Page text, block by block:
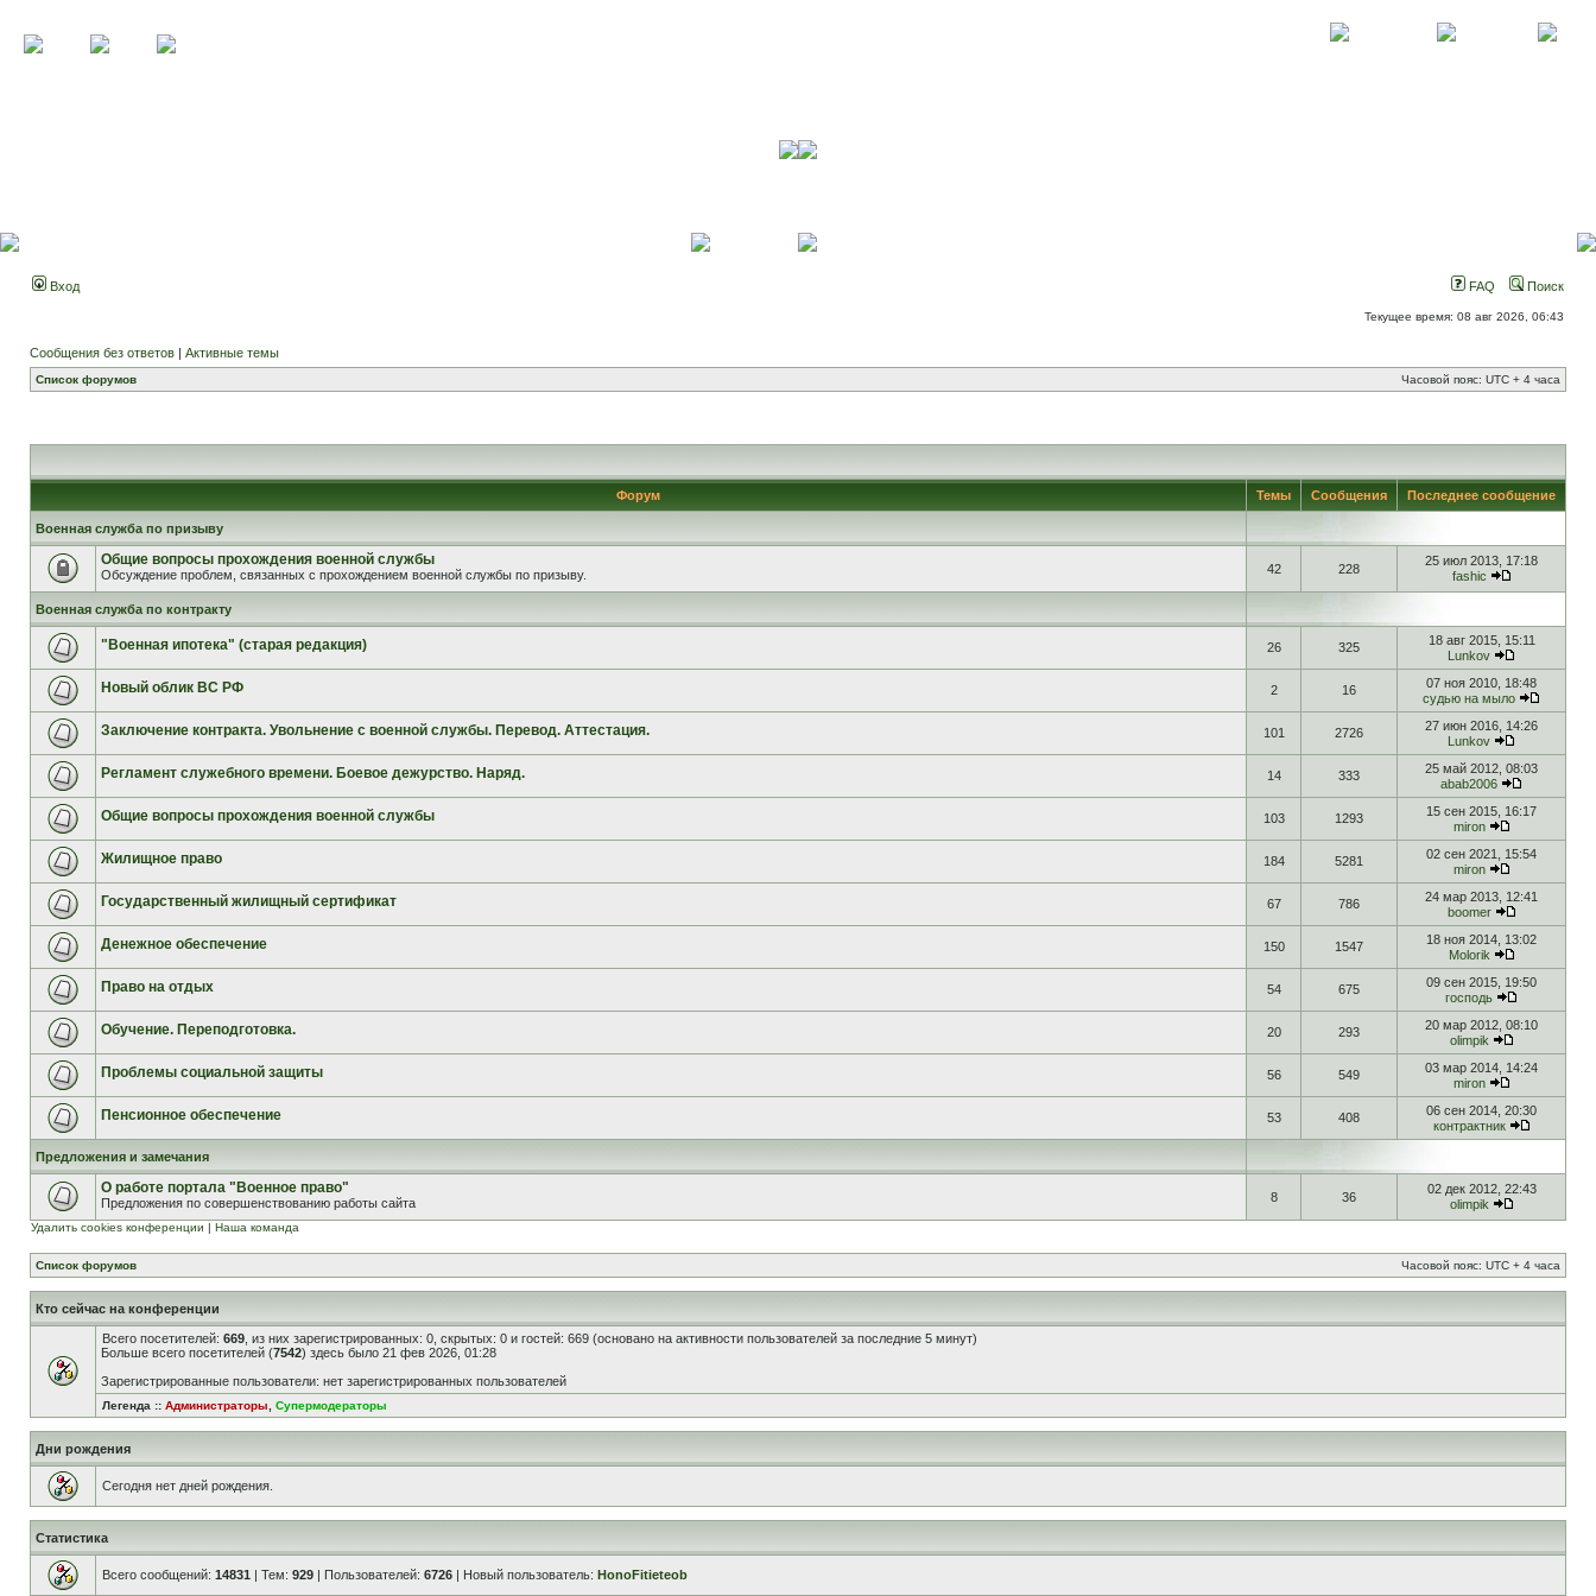
Вход FAQ Поиск
Текущее время: 08 авг 2026, 06:43
Сообщения без ответов | Активные темы
Список форумов Часовой пояс: UTC + 4 часа
Форум Темы Сообщения Последнее сообщение
Военная служба по призыву
Общие вопросы прохождения военной службы
Обсуждение проблем, связанных с прохождением военной службы по призыву. 42 228
25 июл 2013, 17:18
fashic
Военная служба по контракту
"Военная ипотека" (старая редакция) 26 325
18 авг 2015, 15:11
Lunkov
Новый облик ВС РФ 2 16
07 ноя 2010, 18:48
судью на мыло
Заключение контракта. Увольнение с военной службы. Перевод. Аттестация. 101 2726
27 июн 2016, 14:26
Lunkov
Регламент служебного времени. Боевое дежурство. Наряд. 14 333
25 май 2012, 08:03
abab2006
Общие вопросы прохождения военной службы 103 1293
15 сен 2015, 16:17
miron
Жилищное право 184 5281
02 сен 2021, 15:54
miron
Государственный жилищный сертификат 67 786
24 мар 2013, 12:41
boomer
Денежное обеспечение 150 1547
18 ноя 2014, 13:02
Molorik
Право на отдых 54 675
09 сен 2015, 19:50
господь
Обучение. Переподготовка. 20 293
20 мар 2012, 08:10
olimpik
Проблемы социальной защиты 56 549
03 мар 2014, 14:24
miron
Пенсионное обеспечение 53 408
06 сен 2014, 20:30
контрактник
Предложения и замечания
О работе портала "Военное право"
Предложения по совершенствованию работы сайта 8 36
02 дек 2012, 22:43
olimpik
Удалить cookies конференции | Наша команда
Список форумов Часовой пояс: UTC + 4 часа
Кто сейчас на конференции
Всего посетителей: 669 , из них зарегистрированных: 0, скрытых: 0 и гостей: 669 (основано на активности пользователей за последние 5 минут)
Больше всего посетителей (7542) здесь было 21 фев 2026, 01:28
Зарегистрированные пользователи: нет зарегистрированных пользователей
Легенда :: Администраторы Супермодераторы
Дни рождения
Сегодня нет дней рождения.
Статистика
Всего сообщений: 14831 | Тем: 929 | Пользователей: 6726 | Новый пользователь: HonoFitieteob